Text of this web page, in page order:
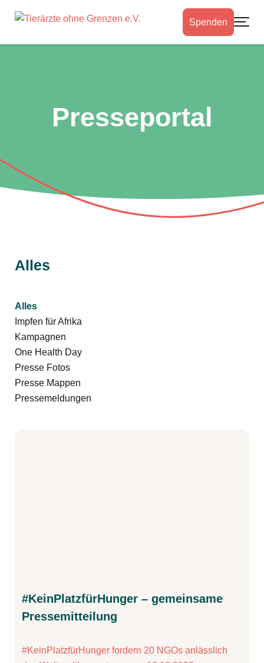
Spenden
Presseportal
Alles
Filter by
Alles
Filter by
Impfen für Afrika
Filter by
Kampagnen
Filter by
One Health Day
Filter by
Presse Fotos
Filter by
Presse Mappen
Filter by
Pressemeldungen
#KeinPlatzfürHunger – gemeinsame
Pressemitteilung
#KeinPlatzfürHunger fordern 20 NGOs anlässlich